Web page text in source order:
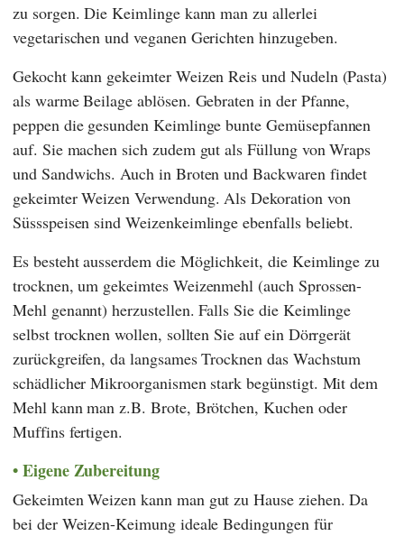
zu sorgen. Die Keimlinge kann man zu allerlei
vegetarischen und veganen Gerichten hinzugeben.
Gekocht kann gekeimter Weizen Reis und Nudeln (Pasta)
als warme Beilage ablösen. Gebraten in der Pfanne,
peppen die gesunden Keimlinge bunte Gemüsepfannen
auf. Sie machen sich zudem gut als Füllung von Wraps
und Sandwichs. Auch in Broten und Backwaren findet
gekeimter Weizen Verwendung. Als Dekoration von
Süssspeisen sind Weizenkeimlinge ebenfalls beliebt.
Es besteht ausserdem die Möglichkeit, die Keimlinge zu
trocknen, um gekeimtes Weizenmehl (auch Sprossen-
Mehl genannt) herzustellen. Falls Sie die Keimlinge
selbst trocknen wollen, sollten Sie auf ein Dörrgerät
zurückgreifen, da langsames Trocknen das Wachstum
schädlicher Mikroorganismen stark begünstigt. Mit dem
Mehl kann man z.B. Brote, Brötchen, Kuchen oder
Muffins fertigen.
Eigene Zubereitung
Gekeimten Weizen kann man gut zu Hause ziehen. Da
bei der Weizen-Keimung ideale Bedingungen für